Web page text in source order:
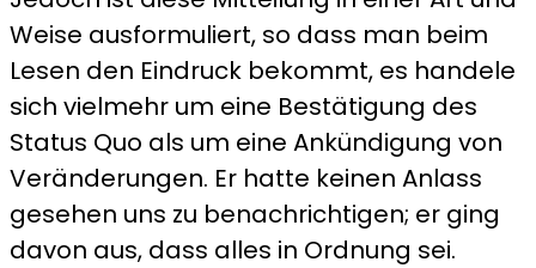
Weise ausformuliert, so dass man beim
Lesen den Eindruck bekommt, es handele
sich vielmehr um eine Bestätigung des
Status Quo als um eine Ankündigung von
Veränderungen. Er hatte keinen Anlass
gesehen uns zu benachrichtigen; er ging
davon aus, dass alles in Ordnung sei.